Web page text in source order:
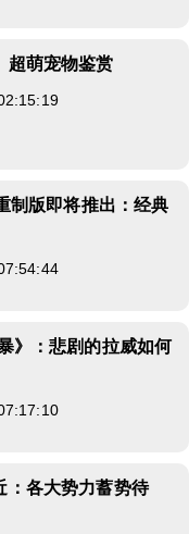
超萌宠物鉴赏
制版即将推出：经典
》：悲剧的拉威如何
：各大势力蓄势待